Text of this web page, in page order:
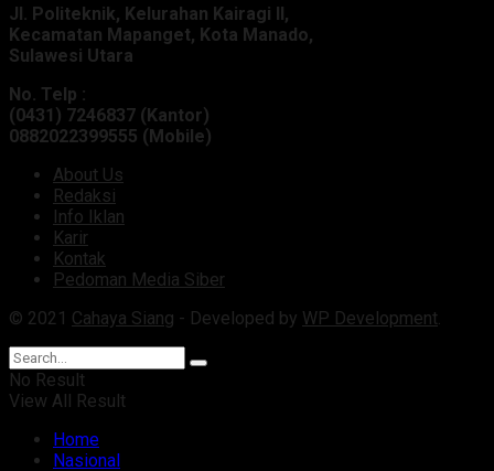
Jl. Politeknik, Kelurahan Kairagi II,
Kecamatan Mapanget, Kota Manado,
Sulawesi Utara
No. Telp :
(0431) 7246837 (Kantor)
0882022399555 (Mobile)
About Us
Redaksi
Info Iklan
Karir
Kontak
Pedoman Media Siber
© 2021 Cahaya Siang - Developed by WP Development.
No Result
View All Result
Home
Nasional